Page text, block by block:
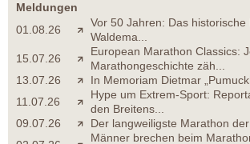
Meldungen
01.08.26
Vor 50 Jahren: Das
Waldema...
15.07.26
European Marathon Classics:
Marathongeschichte zäh...
13.07.26
In Memoriam Dietmar
11.07.26
Hype um Extrem-Sport:
den Breitens...
09.07.26
Der langweiligste Marathon
Männer brechen beim